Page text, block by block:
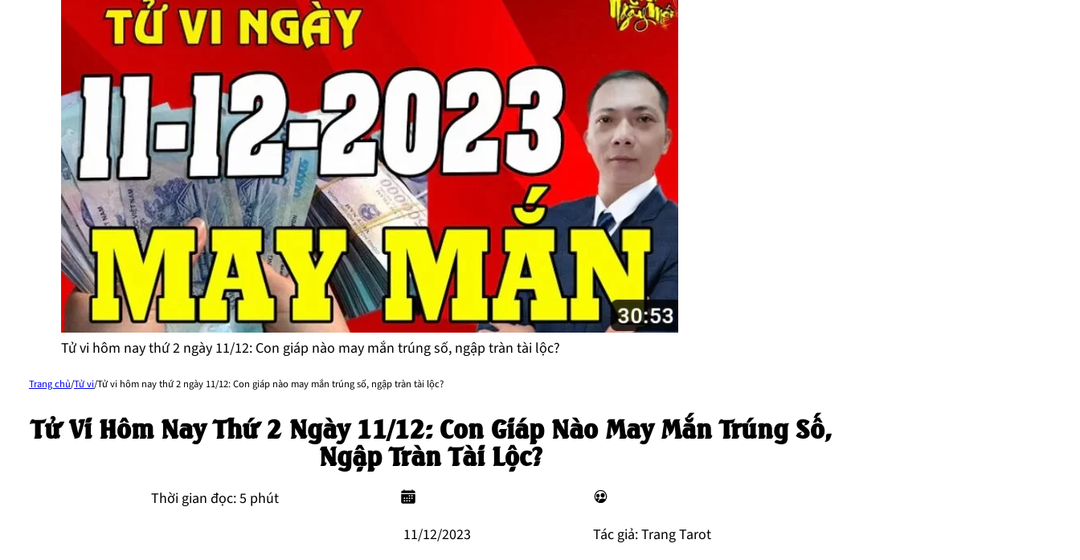
Tử vi hôm nay thứ 2 ngày 11/12: Con giáp nào may mắn trúng số, ngập tràn tài lộc?
Trang chủ/Tử vi/Tử vi hôm nay thứ 2 ngày 11/12: Con giáp nào may mắn trúng số, ngập tràn tài lộc?
Tử Vi Hôm Nay Thứ 2 Ngày 11/12: Con Giáp Nào May Mắn Trúng Số,
Ngập Tràn Tài Lộc?
Thời gian đọc: 5 phút
11/12/2023
Tác giả: Trang Tarot